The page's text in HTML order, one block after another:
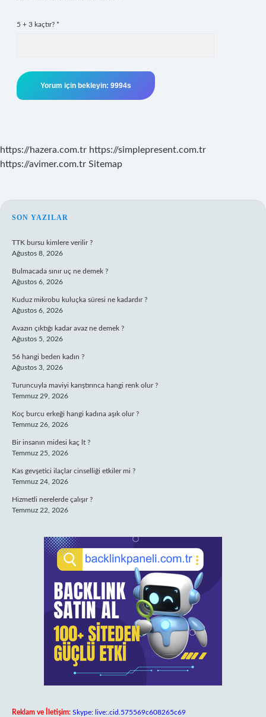
5 + 3 kaçtır? *
https://hazera.com.tr https://simplepresent.com.tr
https://avimer.com.tr Sitemap
SIDEBAR
SON YAZILAR
TTK bursu kimlere verilir ?
Ağustos 8, 2026
Bulmacada sınır uç ne demek ?
Ağustos 6, 2026
Kuduz mikrobu kuluçka süresi ne kadardır ?
Ağustos 6, 2026
Avazın çıktığı kadar avaz ne demek ?
Ağustos 5, 2026
56 hangi beden kadın ?
Ağustos 3, 2026
Turuncuyla maviyi karıştırınca hangi renk olur ?
Temmuz 29, 2026
Koç burcu erkeği hangi kadına aşık olur ?
Temmuz 26, 2026
Bir insanın midesi kaç lt ?
Temmuz 25, 2026
Kas gevşetici ilaçlar cinselliği etkiler mi ?
Temmuz 24, 2026
Hizmetli nerelerde çalışır ?
Temmuz 22, 2026
Reklam ve İletişim: Skype: live:.cid.575569c608265c69